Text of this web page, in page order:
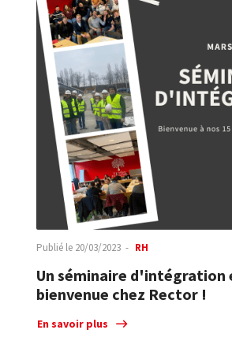
Publié le 20/03/2023 RH
Un séminaire d'intégration
bienvenue chez Rector !
En savoir plus